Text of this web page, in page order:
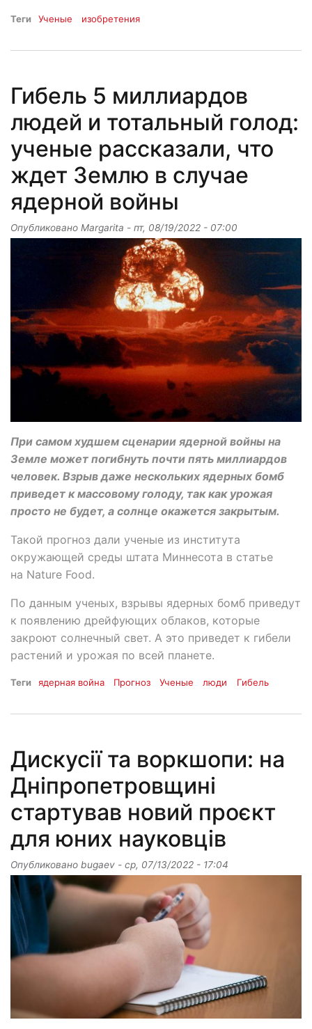
Теги Ученые изобретения
Гибель 5 миллиардов
людей и тотальный голод:
ученые рассказали, что
ждет Землю в случае
ядерной войны
Опубликовано Margarita - пт, 08/19/2022 - 07:00
При самом худшем сценарии ядерной войны на
Земле может погибнуть почти пять миллиардов
человек. Взрыв даже нескольких ядерных бомб
приведет к массовому голоду, так как урожая
просто не будет, а солнце окажется закрытым.
Такой прогноз дали ученые из института
окружающей среды штата Миннесота в статье
на Nature Food.
По данным ученых, взрывы ядерных бомб приведут
к появлению дрейфующих облаков, которые
закроют солнечный свет. А это приведет к гибели
растений и урожая по всей планете.
Теги ядерная война Прогноз Ученые люди Гибель
Дискусії та воркшопи: на
Дніпропетровщині
стартував новий проєкт
для юних науковців
Опубликовано bugaev - ср, 07/13/2022 - 17:04